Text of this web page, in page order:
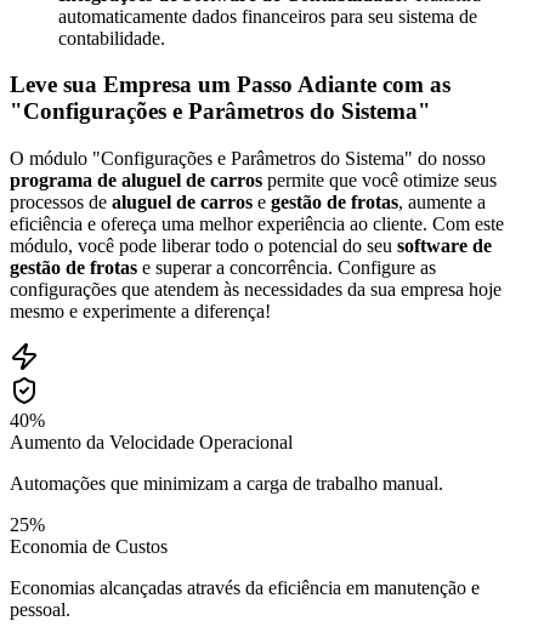
automaticamente dados financeiros para seu sistema de
contabilidade.
Leve sua Empresa um Passo Adiante com as
"Configurações e Parâmetros do Sistema"
O módulo "Configurações e Parâmetros do Sistema" do nosso
programa de aluguel de carros permite que você otimize seus
processos de aluguel de carros e gestão de frotas, aumente a
eficiência e ofereça uma melhor experiência ao cliente. Com este
módulo, você pode liberar todo o potencial do seu software de
gestão de frotas e superar a concorrência. Configure as
configurações que atendem às necessidades da sua empresa hoje
mesmo e experimente a diferença!
40%
Aumento da Velocidade Operacional
Automações que minimizam a carga de trabalho manual.
25%
Economia de Custos
Economias alcançadas através da eficiência em manutenção e
pessoal.